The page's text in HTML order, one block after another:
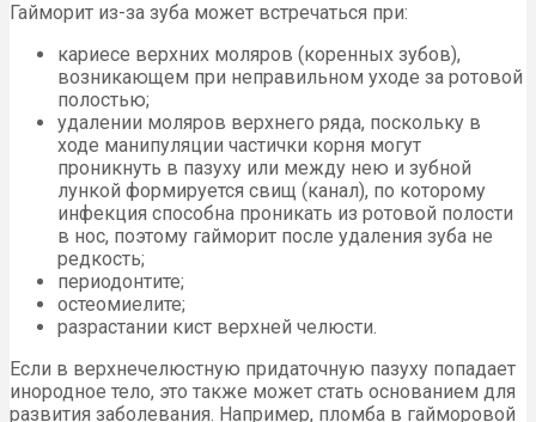
Гайморит из-за зуба может встречаться при:
кариесе верхних моляров (коренных зубов),
возникающем при неправильном уходе за ротовой
полостью;
удалении моляров верхнего ряда, поскольку в
ходе манипуляции частички корня могут
проникнуть в пазуху или между нею и зубной
лункой формируется свищ (канал), по которому
инфекция способна проникать из ротовой полости
в нос, поэтому гайморит после удаления зуба не
редкость;
периодонтите;
остеомиелите;
разрастании кист верхней челюсти.
Если в верхнечелюстную придаточную пазуху попадает
инородное тело, это также может стать основанием для
развития заболевания. Например, пломба в гайморовой